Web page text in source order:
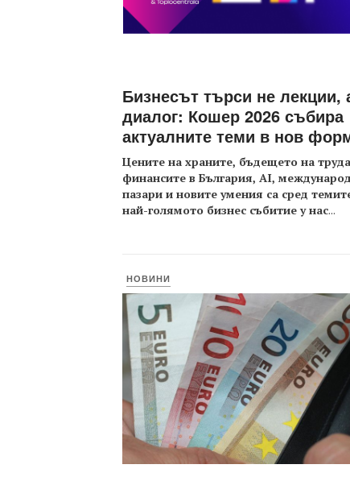
Бизнесът търси не лекции,
диалог: Кошер 2026 събира
актуалните теми в нов
Цените на храните, бъдещето на
финансите в България, AI,
пазари и новите умения са сред
най-голямото бизнес събитие у нас...
НОВИНИ